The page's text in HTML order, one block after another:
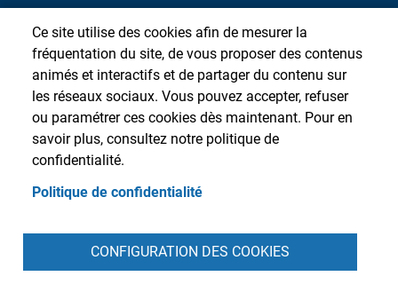
Ce site utilise des cookies afin de mesurer la
fréquentation du site, de vous proposer des contenus
animés et interactifs et de partager du contenu sur
les réseaux sociaux. Vous pouvez accepter, refuser
ou paramétrer ces cookies dès maintenant. Pour en
savoir plus, consultez notre politique de
confidentialité.
Politique de confidentialité
CONFIGURATION DES COOKIES
Pied de pagePlan du siteContactIntranetMentions légales